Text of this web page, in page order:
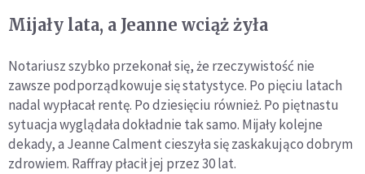
Mijały lata, a Jeanne wciąż żyła
Notariusz szybko przekonał się, że rzeczywistość nie
zawsze podporządkowuje się statystyce. Po pięciu latach
nadal wypłacał rentę. Po dziesięciu również. Po piętnastu
sytuacja wyglądała dokładnie tak samo. Mijały kolejne
dekady, a Jeanne Calment cieszyła się zaskakująco dobrym
zdrowiem. Raffray płacił jej przez 30 lat.